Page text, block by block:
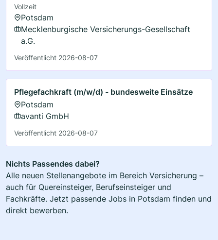
Vollzeit
Potsdam
Mecklenburgische Versicherungs-Gesellschaft
a.G.
Veröffentlicht 2026-08-07
Pflegefachkraft (m/w/d) - bundesweite Einsätze
Potsdam
avanti GmbH
Veröffentlicht 2026-08-07
Nichts Passendes dabei?
Alle neuen Stellenangebote im Bereich Versicherung –
auch für Quereinsteiger, Berufseinsteiger und
Fachkräfte. Jetzt passende Jobs in Potsdam finden und
direkt bewerben.